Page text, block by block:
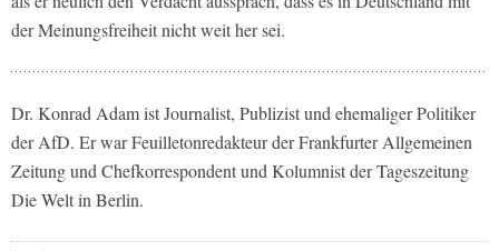
der Meinungsfreiheit nicht weit her sei.
Dr. Konrad Adam ist Journalist, Publizist und ehemaliger Politiker
der AfD. Er war Feuilletonredakteur der Frankfurter Allgemeinen
Zeitung und Chefkorrespondent und Kolumnist der Tageszeitung
Die Welt in Berlin.